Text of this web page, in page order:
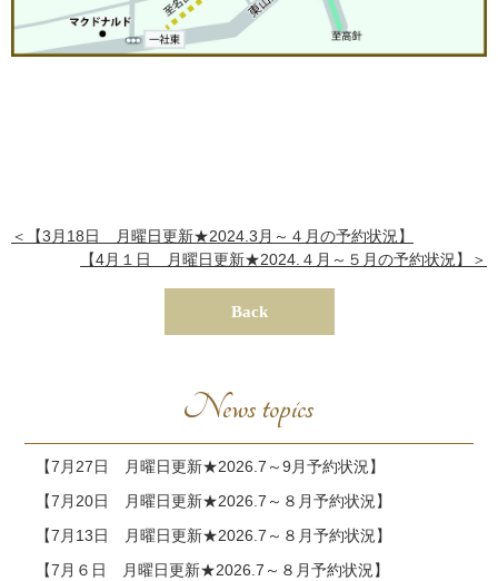
＜【3月18日 月曜日更新★2024.3月～４月の予約状況】
【4月１日 月曜日更新★2024.４月～５月の予約状況】＞
Back
News topics
【7月27日 月曜日更新★2026.7～9月予約状況】
【7月20日 月曜日更新★2026.7～８月予約状況】
【7月13日 月曜日更新★2026.7～８月予約状況】
【7月６日 月曜日更新★2026.7～８月予約状況】